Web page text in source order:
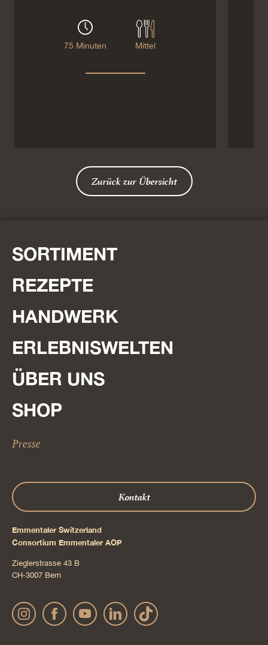
75 Minuten Mittel
Zurück zur Übersicht
SORTIMENT
REZEPTE
HANDWERK
ERLEBNISWELTEN
ÜBER UNS
SHOP
Presse
Kontakt
Emmentaler Switzerland
Consortium Emmentaler AOP
Zieglerstrasse 43 B
CH-3007 Bern